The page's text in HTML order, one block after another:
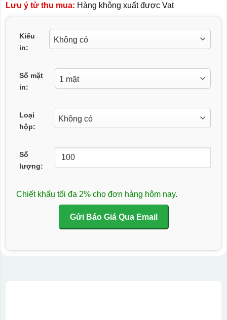
Lưu ý từ thu mua: Hàng không xuất được Vat
Kiểu
in:
Số mặt
in:
Loại
hộp:
Số
lượng:
Chiết khấu tối đa 2% cho đơn hàng hôm nay.
Gửi Báo Giá Qua Email